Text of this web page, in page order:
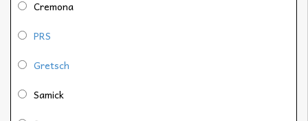
Cremona
PRS
Gretsch
Samick